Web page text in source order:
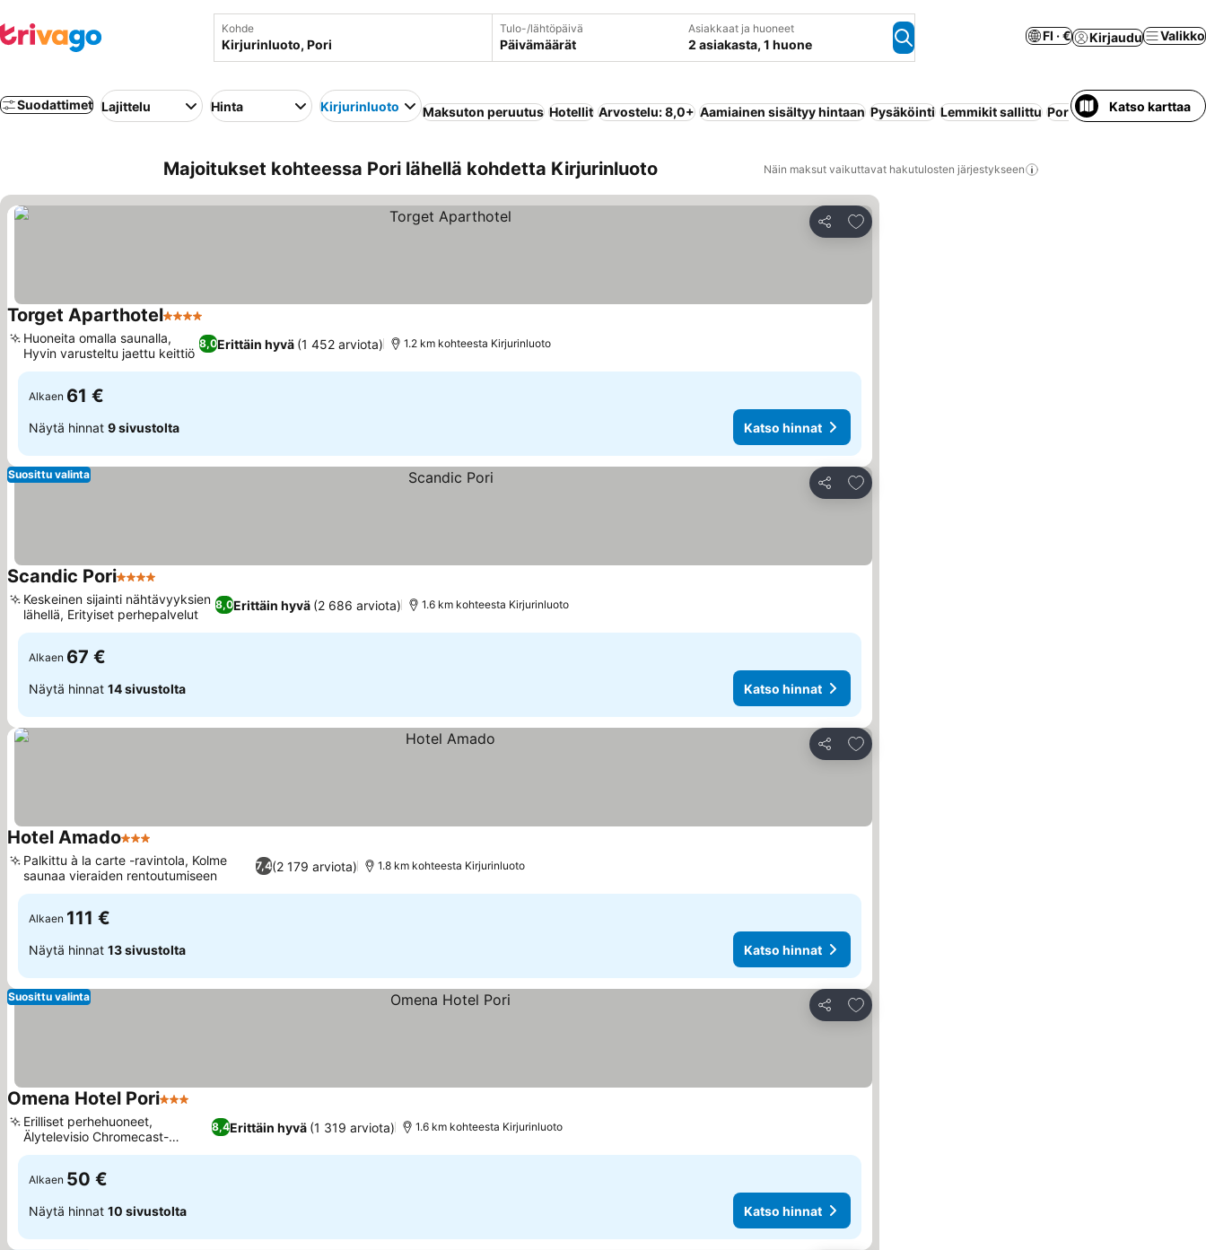
Kohde Tulo-/lähtöpäivä
Päivämäärät
Asiakkaat ja huoneet
2 asiakasta, 1 huone
FI · € Kirjaudu Valikko
Suodattimet Lajittelu Hinta Kirjurinluoto Maksuton peruutus Hotellit Arvostelu: 8,0+ Aamiainen sisältyy hintaan Pysäköinti Lemmikit sallittu Poreallas Lomakeskus
Katso karttaa
Majoitukset kohteessa Pori lähellä kohdetta Kirjurinluoto Näin maksut vaikuttavat hakutulosten järjestykseen
Jaa
Lisää suosikkeihin
Torget Aparthotel4 Tähtiluokitus
8,0Erittäin hyvä (1 452 arviota)
Huoneita omalla saunalla,
Hyvin varusteltu jaettu keittiö
1.2 km kohteesta Kirjurinluoto
Alkaen 61 €
Näytä hinnat 9 sivustolta Katso hinnat
Jaa
Lisää suosikkeihin
Suosittu valinta
Scandic Pori4 Tähtiluokitus
8,0Erittäin hyvä (2 686 arviota)
Keskeinen sijainti nähtävyyksien
lähellä, Erityiset perhepalvelut
1.6 km kohteesta Kirjurinluoto
Alkaen 67 €
Näytä hinnat 14 sivustolta Katso hinnat
Jaa
Lisää suosikkeihin
Hotel Amado3 Tähtiluokitus
7,4(2 179 arviota)
Palkittu à la carte -ravintola, Kolme
saunaa vieraiden rentoutumiseen
1.8 km kohteesta Kirjurinluoto
Alkaen 111 €
Näytä hinnat 13 sivustolta Katso hinnat
Jaa
Lisää suosikkeihin
Suosittu valinta
Omena Hotel Pori3 Tähtiluokitus
8,4Erittäin hyvä (1 319 arviota)
Erilliset perhehuoneet,
Älytelevisio Chromecast-
suoratoistolla
1.6 km kohteesta Kirjurinluoto
Alkaen 50 €
Näytä hinnat 10 sivustolta Katso hinnat